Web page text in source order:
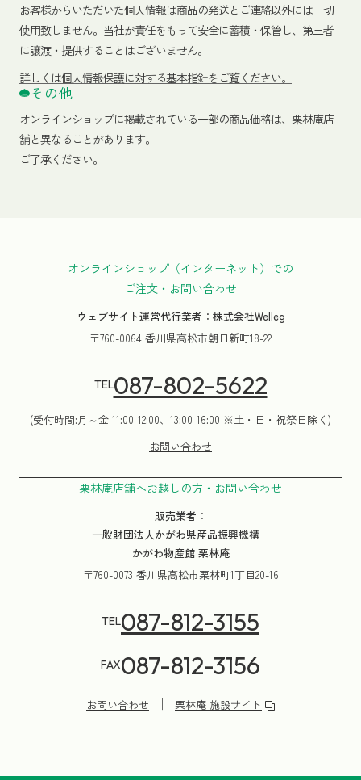
お客様からいただいた個人情報は商品の発送とご連絡以外には一切
使用致しません。当社が責任をもって安全に蓄積・保管し、第三者
に譲渡・提供することはございません。
詳しくは個人情報保護に対する基本指針をご覧ください。
その他
オンラインショップに掲載されている一部の商品価格は、栗林庵店
舗と異なることがあります。
ご了承ください。
オンラインショップ（インターネット）での
ご注文・お問い合わせ
ウェブサイト運営代行業者：株式会社Welleg
〒760-0064 香川県高松市朝日新町18-22
TEL087-802-5622
(受付時間:月～金 11:00-12:00、13:00-16:00 ※土・日・祝祭日除く)
お問い合わせ
栗林庵店舗へお越しの方・お問い合わせ
販売業者：
一般財団法人かがわ県産品振興機構
かがわ物産館 栗林庵
〒760-0073 香川県高松市栗林町1丁目20-16
TEL087-812-3155
FAX087-812-3156
お問い合わせ 栗林庵 施設サイト